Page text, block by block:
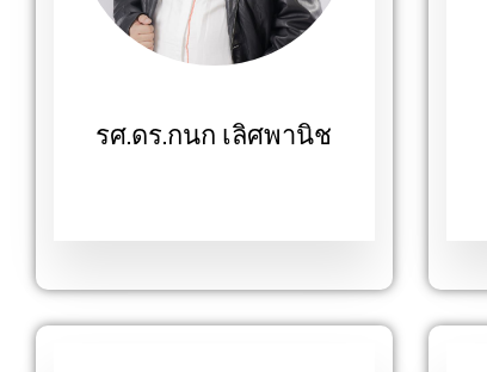
รศ.ดร.กนก เลิศพานิช